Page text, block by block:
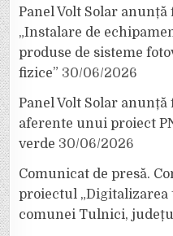
Panel Volt Solar
„Instalare de
produse de sisteme
fizice” 30/06/2026
Panel Volt Solar
aferente unui proiect
verde 30/06/2026
Comunicat de presă.
proiectul
comunei Tulnici,